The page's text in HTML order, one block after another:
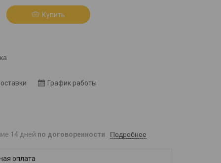
Купить
График работы
14 дней по договоренности Подробнее